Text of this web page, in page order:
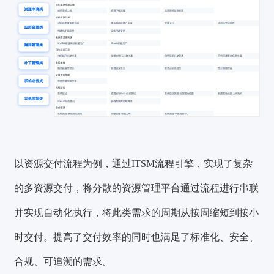
以资源交付流程为例，通过ITSM流程引擎，实现了复杂
的多资源交付，将分散的资源管理平台通过流程进行串联
并实现自动化执行，将此类需求的周期从按周缩短到按小
时交付。提高了交付效率的同时也满足了标准化、安全、
合规、可追溯的需求。